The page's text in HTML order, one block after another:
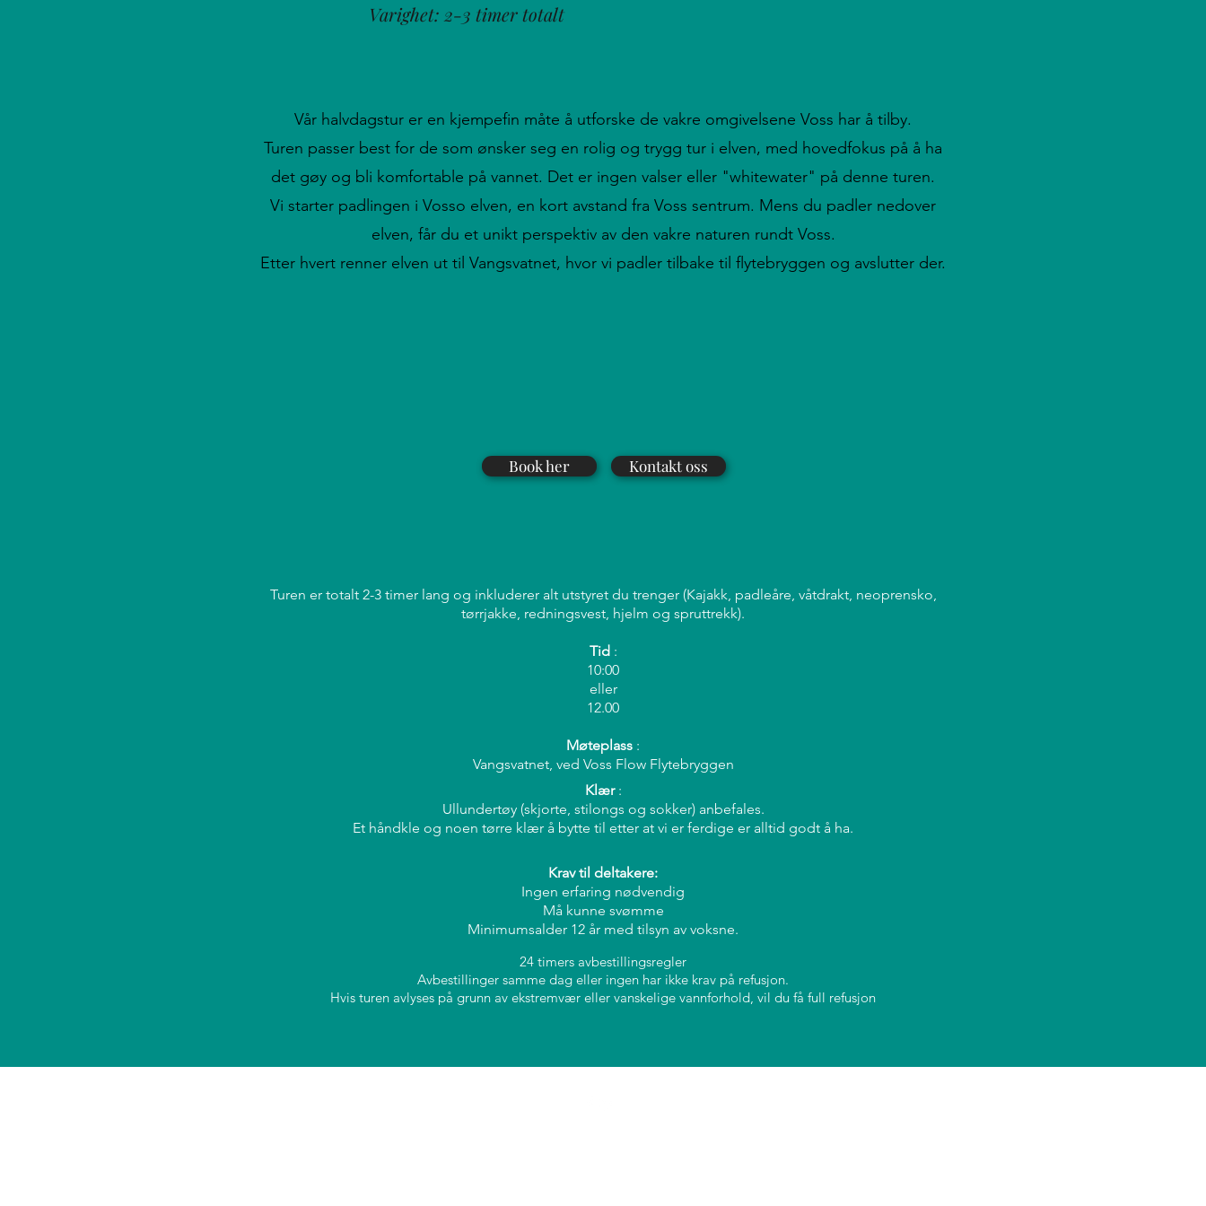
Varighet: 2-3 timer totalt
Vår halvdagstur er en kjempefin måte å utforske de vakre omgivelsene Voss har å tilby.
Turen passer best for de som ønsker seg en rolig og trygg tur i elven, med hovedfokus på å ha
det gøy og bli komfortable på vannet. Det er ingen valser eller "whitewater" på denne turen.
Vi starter padlingen i Vosso elven, en kort avstand fra Voss sentrum. Mens du padler nedover
elven, får du et unikt perspektiv av den vakre naturen rundt Voss.
Etter hvert renner elven ut til Vangsvatnet, hvor vi padler tilbake til flytebryggen og avslutter der.
Book her Kontakt oss
Turen er totalt 2-3 timer lang og inkluderer alt utstyret du trenger (Kajakk, padleåre, våtdrakt, neoprensko,
tørrjakke, redningsvest, hjelm og spruttrekk).
Tid:
10:00
eller
12.00
Møteplass :
Vangsvatnet, ved Voss Flow Flytebryggen
Klær:
Ullundertøy (skjorte, stilongs og sokker) anbefales.
Et håndkle og noen tørre klær å bytte til etter at vi er ferdige er alltid godt å ha.
Krav til deltakere:
Ingen erfaring nødvendig
Må kunne svømme
Minimumsalder 12 år med tilsyn av voksne.
24 timers avbestillingsregler
Avbestillinger samme dag eller ingen har ikke krav på refusjon.
Hvis turen avlyses på grunn av ekstremvær eller vanskelige vannforhold, vil du få full refusjon